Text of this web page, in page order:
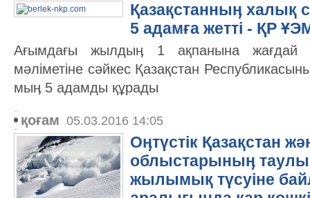
Қазақстанныӊ халық
5 адамға жетті - ҚР
Ағымдағы жылдыӊ 1 ақпанына жағдай
мәліметіне сәйкес Қазақстан
мыӊ 5 адамды құрады
қоғам 05.03.2016 14:05
Оӊтүстік Қазақстан
облыстарыныӊ
жылымық түсуіне